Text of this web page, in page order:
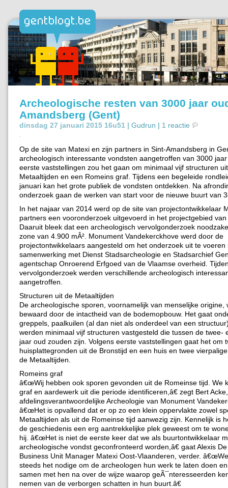
Archeologische resten van 3000 jaar
Amandsberg (Gent)
dinsdag 27 januari 2015 16u51 | Gudrun | 1 reactie
Op de site van Matexi en zijn partners in Sint-Amandsberg in
archeologisch interessante vondsten aangetroffen van 3000
eerste vaststellingen zou het gaan om minimaal vijf structuren
Metaaltijden en een Romeins graf. Tijdens een begeleide
januari kan het grote publiek de vondsten ontdekken. Na
onderzoek gaan de werken van start voor de nieuwe buurt van
In het najaar van 2014 werd op de site van projectontwikkelaar
partners een vooronderzoek uitgevoerd in het projectgebied
Daaruit bleek dat een archeologisch vervolgonderzoek
zone van 4.900 mÂ². Monument Vandekerckhove werd door de
projectontwikkelaars aangesteld om het onderzoek uit te voeren
samenwerking met Dienst Stadsarcheologie en Stadsarchief
agentschap Onroerend Erfgoed van de Vlaamse overheid.
vervolgonderzoek werden verschillende archeologisch
aangetroffen.
Structuren uit de Metaaltijden
De archeologische sporen, voornamelijk van menselijke origine,
bewaard door de intactheid van de bodemopbouw. Het gaat
greppels, paalkuilen (al dan niet als onderdeel van een
werden minimaal vijf structuren vastgesteld die tussen de twee-
jaar oud zouden zijn. Volgens eerste vaststellingen gaat het om
huisplattegronden uit de Bronstijd en een huis en twee
de Metaaltijden.
Romeins graf
â€œWij hebben ook sporen gevonden uit de Romeinse tijd. We
graf en aardewerk uit die periode identificeren,â€ zegt Bert Acke,
afdelingsverantwoordelijke Archeologie van Monument
â€œHet is opvallend dat er op zo een klein oppervlakte zowel
Metaaltijden als uit de Romeinse tijd aanwezig zijn. Kennelijk is
de geschiedenis een erg aantrekkelijke plek geweest om te
hij. â€œHet is niet de eerste keer dat we als buurtontwikkelaar
archeologische vondst geconfronteerd worden,â€ gaat Alexis
Business Unit Manager Matexi Oost-Vlaanderen, verder.
steeds het nodige om de archeologen hun werk te laten doen
samen met hen na over de wijze waarop geÃ¯nteresseerden
nemen van de verborgen schatten in hun buurt.â€